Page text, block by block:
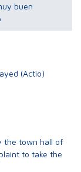
buen
(Actio)
the town hall of
to take the